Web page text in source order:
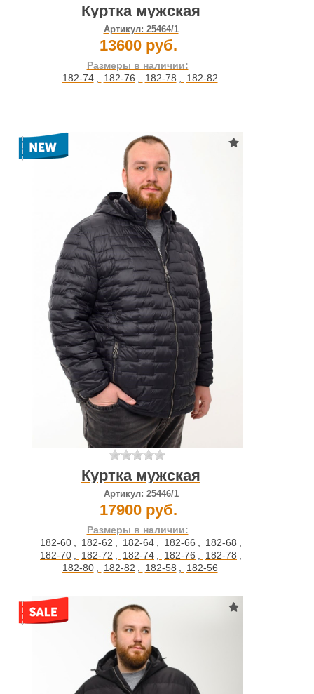
Куртка мужская
Артикул: 25464/1
13600 руб.
Размеры в наличии:
182-74 , 182-76 , 182-78 , 182-82
Куртка мужская
Артикул: 25446/1
17900 руб.
Размеры в наличии:
182-60
182-62 182-64 182-66 182-68
182-70
182-72 182-74 182-76 182-78
182-80
182-82 182-58 182-56